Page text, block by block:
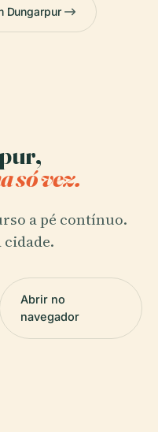
Dungarpur
só vez.
a pé contínuo.
Abrir no
navegador